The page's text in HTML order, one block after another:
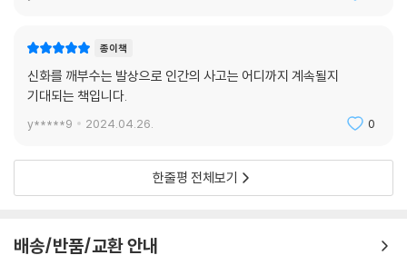
부분을 정신적 고통 속에 보냈고, 그 고통 속에서 생을 마감했다. 니체는
“다른 목적 없이 (중략) 바보처럼 모든 비뚤어진 욕망으로 맹목적이면서
미친 듯이 삶에 매달”린다며 동물을 불쌍하게 여겼다. 저스틴 그레그는 각
장마다 다루고자 하는 주제에 맞춰 니체의 경구를 도입부에 배치함으로써
독자들에게 주제를 분명히 각인시키고, 앞으로 펼쳐질 논리의 전개에 대해
하지만 우리의 견고한 사고방식을 흔드는 과정은 긴장한 것만큼 결코 어렵
들과 인간을 비교하며 주장을 이어가는 과정은 마치 잘 연출된 한 편의 동
물 다큐멘터리를 보는 것 같은 즐거움을 느끼게 한다. 덕분에 “매력적으로
종이책
신화를 깨부수는 발상으로 인간의 사고는 어디까지 계속될지
기대되는 책입니다.
y*****9 2024.04.26. 0
한줄평 전체보기
배송/반품/교환 안내